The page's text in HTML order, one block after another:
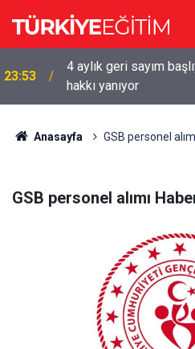
23:53
4 aylık geri sayım
hakkı yanıyor
Anasayfa GSB personel
GSB personel alımı